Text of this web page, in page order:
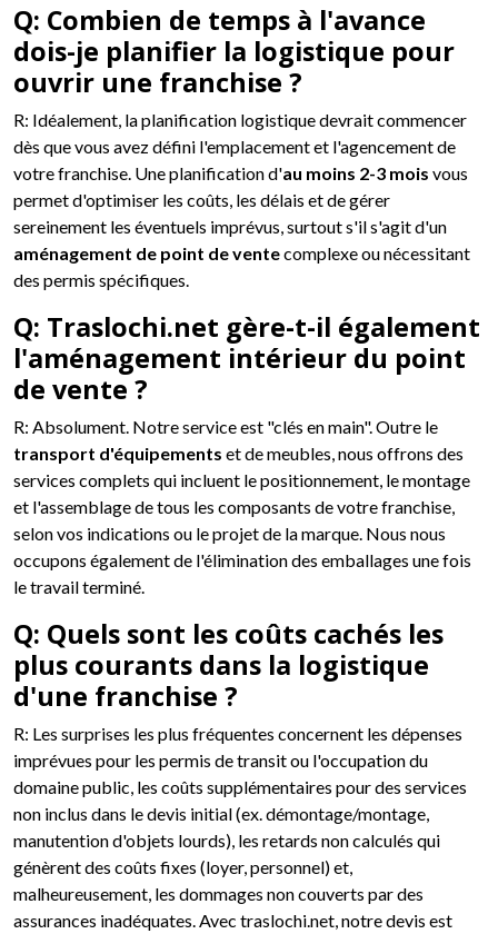
Q: Combien de temps à l'avance
dois-je planifier la logistique pour
ouvrir une franchise ?
R: Idéalement, la planification logistique devrait commencer
dès que vous avez défini l'emplacement et l'agencement de
votre franchise. Une planification d'au moins 2-3 mois vous
permet d'optimiser les coûts, les délais et de gérer
sereinement les éventuels imprévus, surtout s'il s'agit d'un
aménagement de point de ventecomplexe ou nécessitant
des permis spécifiques.
Q: Traslochi.net gère-t-il également
l'aménagement intérieur du point
de vente ?
R: Absolument. Notre service est "clés en main". Outre le
transport d'équipements et de meubles, nous offrons des
services complets qui incluent le positionnement, le montage
et l'assemblage de tous les composants de votre franchise,
selon vos indications ou le projet de la marque. Nous nous
occupons également de l'élimination des emballages une fois
le travail terminé.
Q: Quels sont les coûts cachés les
plus courants dans la logistique
d'une franchise ?
R: Les surprises les plus fréquentes concernent les dépenses
imprévues pour les permis de transit ou l'occupation du
domaine public, les coûts supplémentaires pour des services
non inclus dans le devis initial (ex. démontage/montage,
manutention d'objets lourds), les retards non calculés qui
génèrent des coûts fixes (loyer, personnel) et,
malheureusement, les dommages non couverts par des
assurances inadéquates. Avec traslochi.net, notre devis est